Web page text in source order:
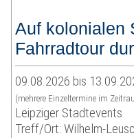
Auf kolonialen
Fahrradtour
09.08.2026 bis
(mehrere Einzeltermine im
Leipziger Stadtevents
Treff/Ort: Wilhelm-